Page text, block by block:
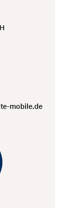
mobile.de